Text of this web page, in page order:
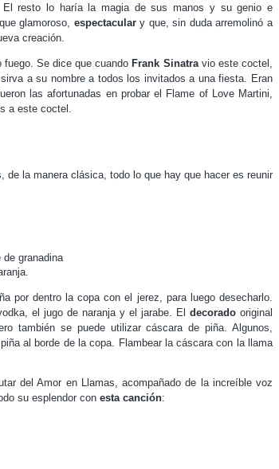
El resto lo haría la magia de sus manos y su genio e
glamoroso, espectaculary que, sin duda arremolinó a
creación.
Se dice que cuando Frank Sinatravio este coctel,
a su nombre a todos los invitados a una fiesta. Eran
las afortunadas en probar el Flame of Love Martini,
a este coctel.
de la manera clásica, todo lo que hay que hacer es reunir
de granadina
por dentro la copa con el jerez, para luego desecharlo.
el jugo de naranja y el jarabe. El decorado original
también se puede utilizar cáscara de piña. Algunos,
al borde de la copa. Flambear la cáscara con la llama
del Amor en Llamas, acompañado de la increíble voz
su esplendor con esta canción: